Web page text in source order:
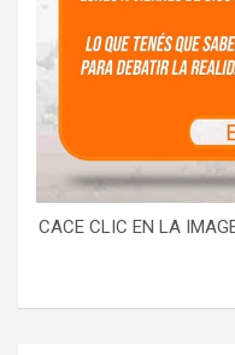
CACE CLIC EN LA